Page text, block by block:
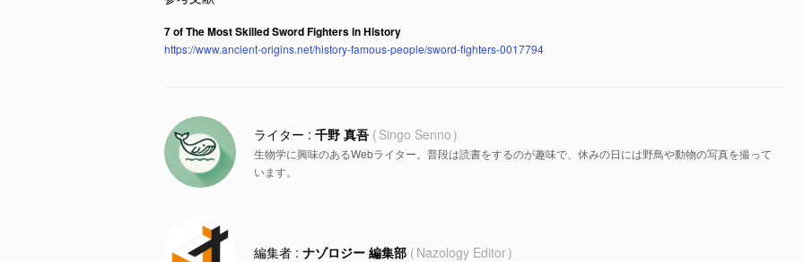
7 of The Most Skilled Sword Fighters in History
https://www.ancient-origins.net/history-famous-people/sword-fighters-0017794
千野 真吾 Singo Senno
生物学に興味のあるWebライター。普段は読書をするのが趣味で、休みの日には野鳥や動物の写真を撮って
います。
ナゾロジー 編集部 Nazology Editor